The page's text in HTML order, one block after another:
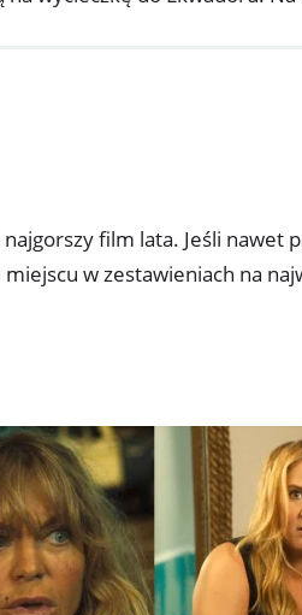
w pole porywaczy i wrócić do
film lata. Jeśli nawet
w zestawieniach na